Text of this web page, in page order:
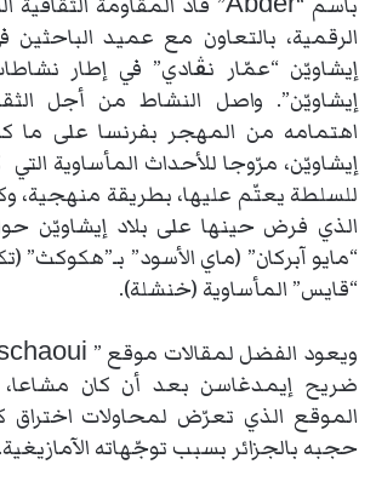
الرقمية، بالتعاون مع عميد الباحثين
إيشاويّن “عمّار نڨادي” في إطار
إيشاويّن”. واصل النشاط من أجل
اهتمامه من المهجر بفرنسا على ما
إيشاويّن، مرّوجا للأحداث المأساوية التي
للسلطة يعتّم عليها، بطريقة منهجية،
الذي فرض حينها على بلاد إيشاويّن
“مايو آبركان” (ماي الأسود” بـ”هكوكث”
“قايس” المأساوية (خنشلة).
ويعود الفضل لمقالات موقع ”
ضريح إيمدغاسن بعد أن كان مشاعا،
الموقع الذي تعرّض لمحاولات اختراق
حجبه بالجزائر بسبب توجّهاته الآمازيغية.